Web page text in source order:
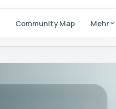
Community Map Mehr